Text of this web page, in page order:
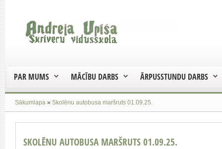
PAR MUMS MĀCĪBU DARBS ĀRPUSSTUNDU DARBS
Sākumlapa » Skolēnu autobusa maršruts 01.09.25.
SKOLĒNU AUTOBUSA MARŠRUTS 01.09.25.